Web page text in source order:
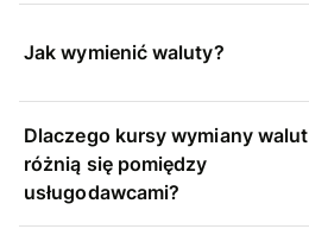
Jak wymienić waluty?
Dlaczego kursy wymiany walut
różnią się pomiędzy
usługodawcami?